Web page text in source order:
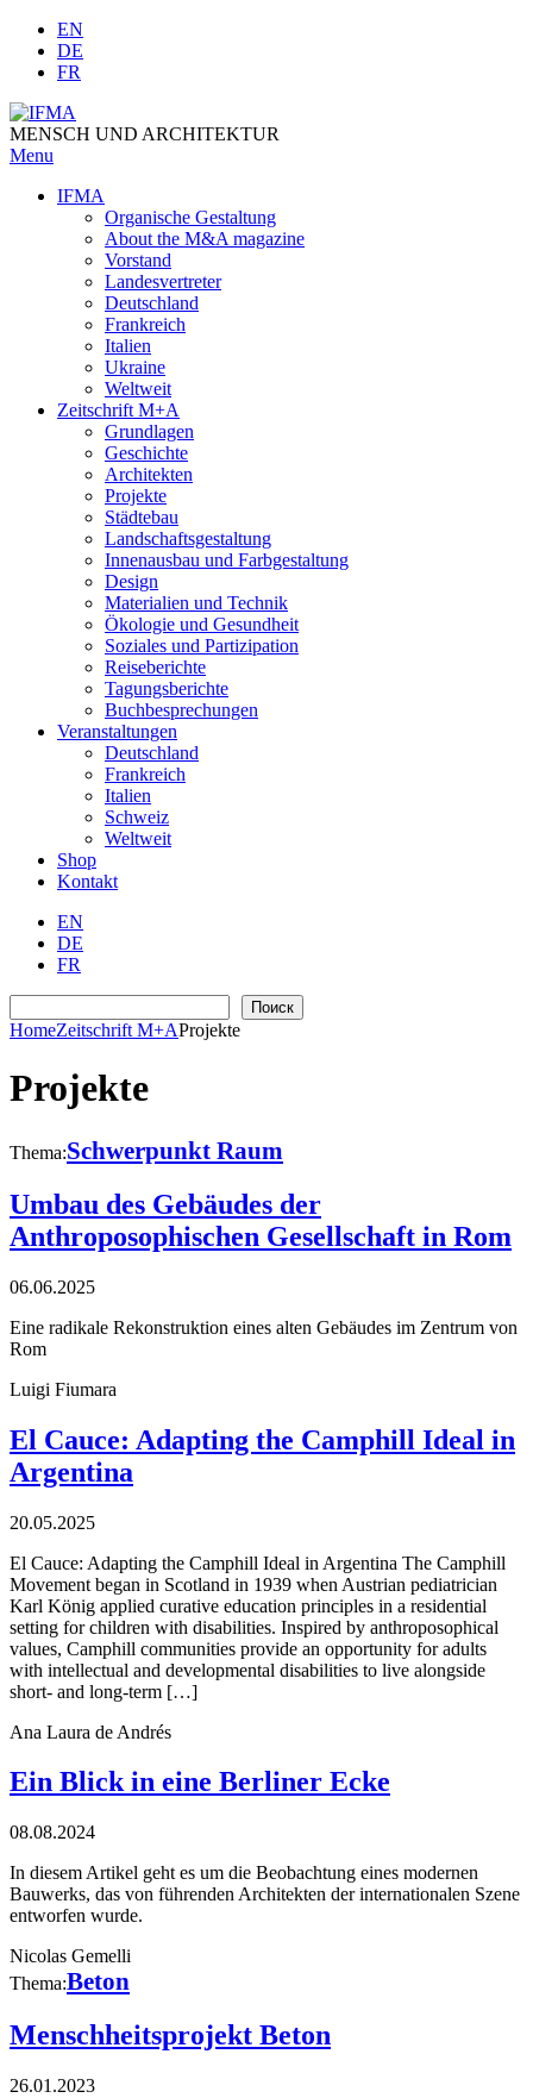
Skip
content
EN
DE
FR
MENSCH UND ARCHITEKTUR
Menu
IFMA
Organische Gestaltung
Аbout the M&A magazine
Vorstand
Landesvertreter
Deutschland
Frankreich
Italien
Ukraine
Weltweit
Zeitschrift M+A
Grundlagen
Geschichte
Architekten
Projekte
Städtebau
Landschaftsgestaltung
Innenausbau und Farbgestaltung
Design
Materialien und Technik
Ökologie und Gesundheit
Soziales und Partizipation
Reiseberichte
Tagungsberichte
Buchbesprechungen
Veranstaltungen
Deutschland
Frankreich
Italien
Schweiz
Weltweit
Shop
Kontakt
EN
DE
FR
Поиск
HomeZeitschrift M+AProjekte
Projekte
Thema:Schwerpunkt Raum
Umbau des Gebäudes der
Anthroposophischen Gesellschaft in Rom
06.06.2025
Eine radikale Rekonstruktion eines alten Gebäudes im Zentrum von
Rom
Luigi Fiumara
El Cauce: Adapting the Camphill Ideal in
Argentina
20.05.2025
El Cauce: Adapting the Camphill Ideal in Argentina The Camphill
Movement began in Scotland in 1939 when Austrian pediatrician
Karl König applied curative education principles in a residential
setting for children with disabilities. Inspired by anthroposophical
values, Camphill communities provide an opportunity for adults
with intellectual and developmental disabilities to live alongside
short- and long-term […]
Ana Laura de Andrés
Ein Blick in eine Berliner Ecke
08.08.2024
In diesem Artikel geht es um die Beobachtung eines modernen
Bauwerks, das von führenden Architekten der internationalen Szene
entworfen wurde.
Nicolas Gemelli
Thema:Beton
Menschheitsprojekt Beton
26.01.2023